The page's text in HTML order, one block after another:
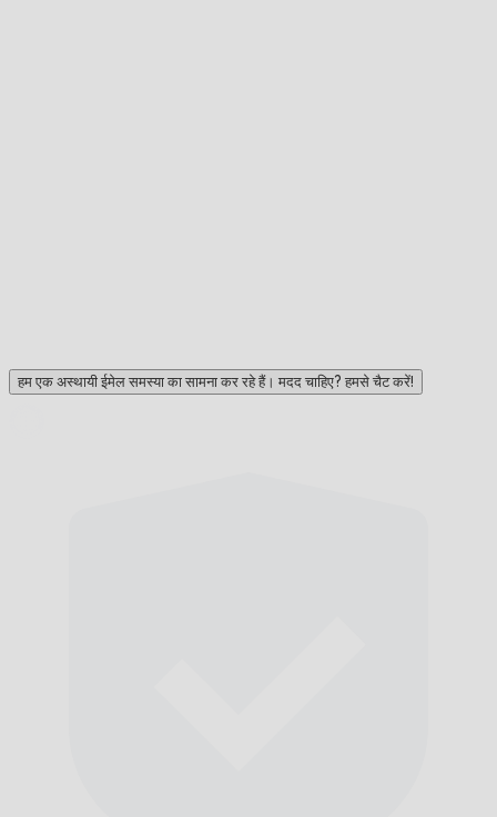
हम एक अस्थायी ईमेल समस्या का सामना कर रहे हैं। मदद चाहिए? हमसे चैट करें!